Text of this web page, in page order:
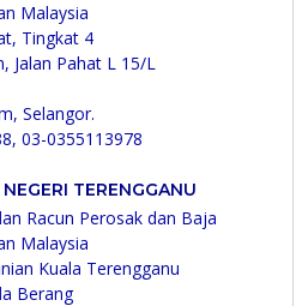
Malaysia
Tingkat 4
Jalan Pahat L 15/L
Selangor.
03-0355113978
TERENGGANU
Racun Perosak dan Baja
Malaysia
Kuala Terengganu
Berang